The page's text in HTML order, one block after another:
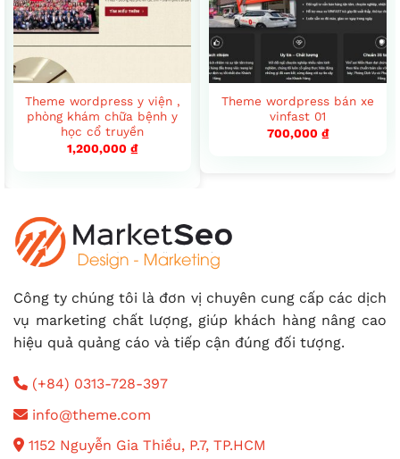
Theme wordpress y viện ,
phòng khám chữa bệnh y
học cổ truyền
1,200,000 ₫
Theme wordpress bán xe
vinfast 01
700,000 ₫
Công ty chúng tôi là đơn vị chuyên cung cấp các dịch
vụ marketing chất lượng, giúp khách hàng nâng cao
hiệu quả quảng cáo và tiếp cận đúng đối tượng.
(+84) 0313-728-397
info@theme.com
1152 Nguyễn Gia Thiều, P.7, TP.HCM